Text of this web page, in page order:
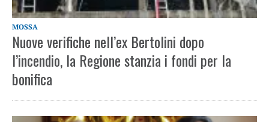
MOSSA
Nuove verifiche nell’ex Bertolini dopo
l’incendio, la Regione stanzia i fondi per la
bonifica